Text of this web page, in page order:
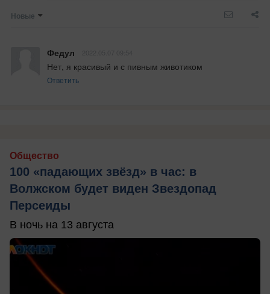
Новые
Федул
Нет, я красивый и с пивным животиком
Ответить
Общество
100 «падающих звёзд» в час: в
Волжском будет виден Звездопад
Персеиды
В ночь на 13 августа